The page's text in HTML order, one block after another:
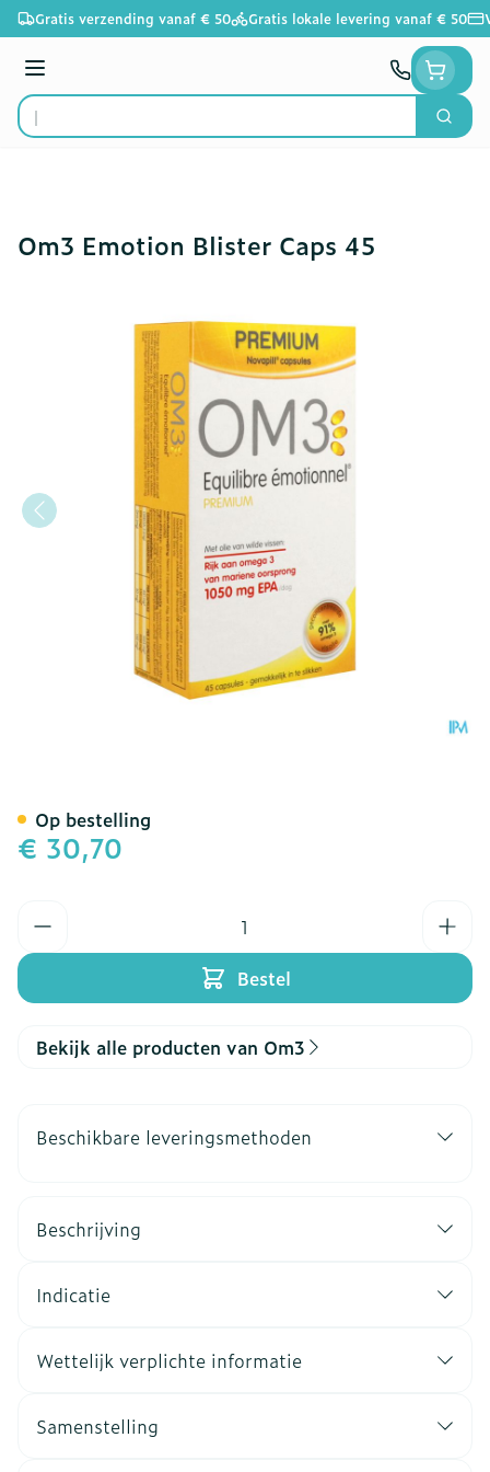
Ga naar de inhoud
Gratis verzending vanaf € 50 Gratis lokale levering vanaf € 50
Menu
Product, merk, categorie...
Zoek
Om3 Emotion Blister Caps 45
€ 30,70
Bestel
Op bestelling
Bekijk alle producten van Om3
Beschikbare leveringsmethoden
Beschrijving
Indicatie
Wettelijk verplichte informatie
Samenstelling